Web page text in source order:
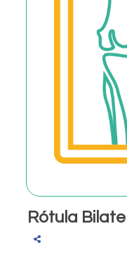
Rótula